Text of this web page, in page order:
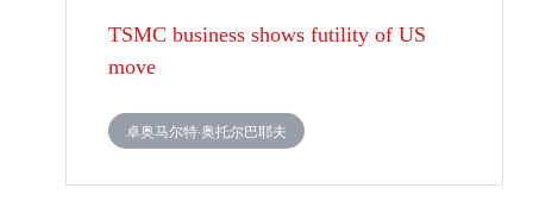
TSMC business shows futility of US
move
卓奥马尔特·奥托尔巴耶夫